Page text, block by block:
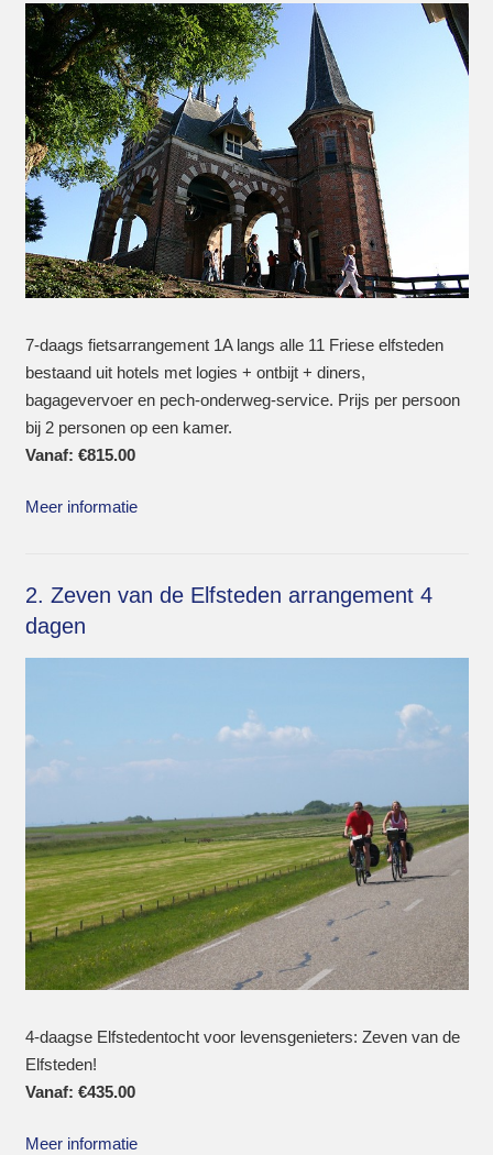
7-daags fietsarrangement 1A langs alle 11 Friese elfsteden
bestaand uit hotels met logies + ontbijt + diners,
bagagevervoer en pech-onderweg-service. Prijs per persoon
bij 2 personen op een kamer.
Vanaf: €815.00
Meer informatie
2. Zeven van de Elfsteden arrangement 4
dagen
4-daagse Elfstedentocht voor levensgenieters: Zeven van de
Elfsteden!
Vanaf: €435.00
Meer informatie